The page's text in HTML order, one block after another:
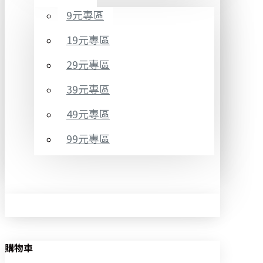
9元專區
19元專區
29元專區
39元專區
49元專區
99元專區
購物車